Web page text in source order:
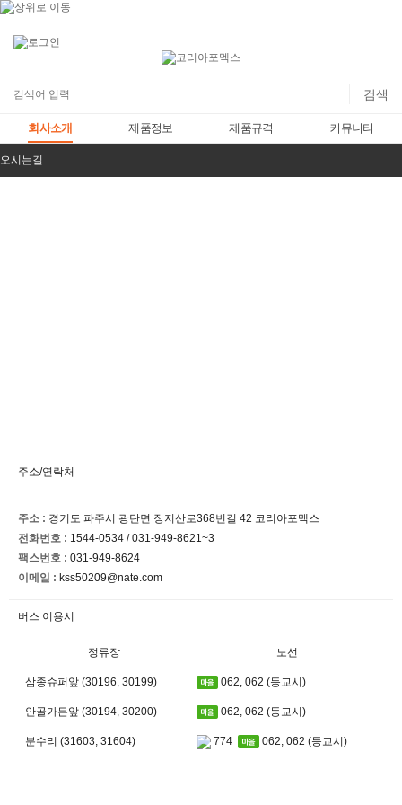
회사소개 제품정보 제품규격 커뮤니티
대표인사말
오시는길
주소/연락처
주소 : 경기도 파주시 광탄면 장지산로368번길 42 코리아포맥스
전화번호 : 1544-0534 / 031-949-8621~3
팩스번호 : 031-949-8624
이메일 : kss50209@nate.com
버스 이용시
정류장 노선
삼종슈퍼앞 (30196, 30199) 062, 062 (등교시)
안골가든앞 (30194, 30200) 062, 062 (등교시)
분수리 (31603, 31604) 774 062, 062 (등교시)